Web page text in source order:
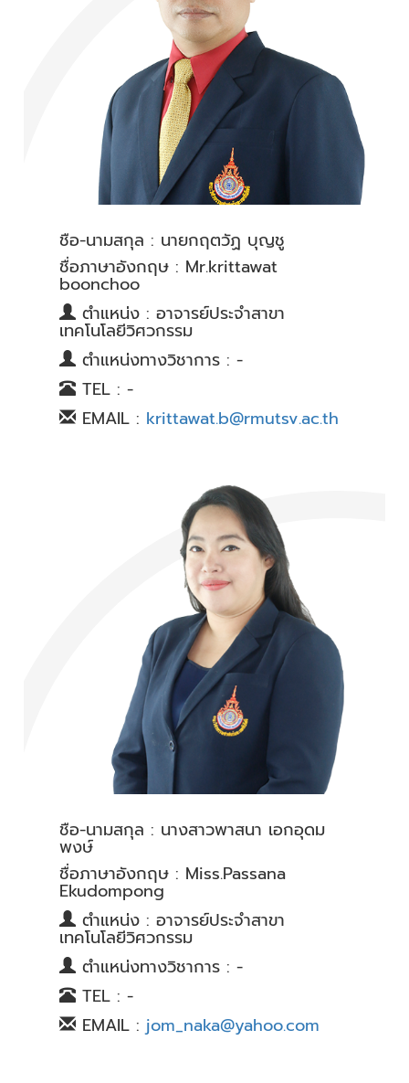
ชื่อ-นามสกุล : นายกฤตวัฏ บุญชู
ชื่อภาษาอังกฤษ : Mr.krittawat
boonchoo
ตำแหน่ง : อาจารย์ประจำสาขา
เทคโนโลยีวิศวกรรม
ตำแหน่งทางวิชาการ : -
TEL : -
EMAIL : krittawat.b@rmutsv.ac.th
ชื่อ-นามสกุล : นางสาวพาสนา เอกอุดม
พงษ์
ชื่อภาษาอังกฤษ : Miss.Passana
Ekudompong
ตำแหน่ง : อาจารย์ประจำสาขา
เทคโนโลยีวิศวกรรม
ตำแหน่งทางวิชาการ : -
TEL : -
EMAIL : jom_naka@yahoo.com